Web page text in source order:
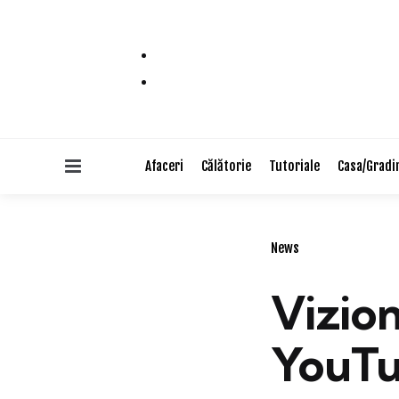
Afaceri Călătorie Tutoriale Casa/
Categories
News